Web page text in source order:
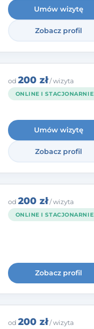
Umów wizytę
Zobacz profil
od 200 zł/ wizyta
ONLINE I STACJONARNIE
Umów wizytę
Zobacz profil
od 200 zł/ wizyta
ONLINE I STACJONARNIE
Zobacz profil
od 200 zł/ wizyta